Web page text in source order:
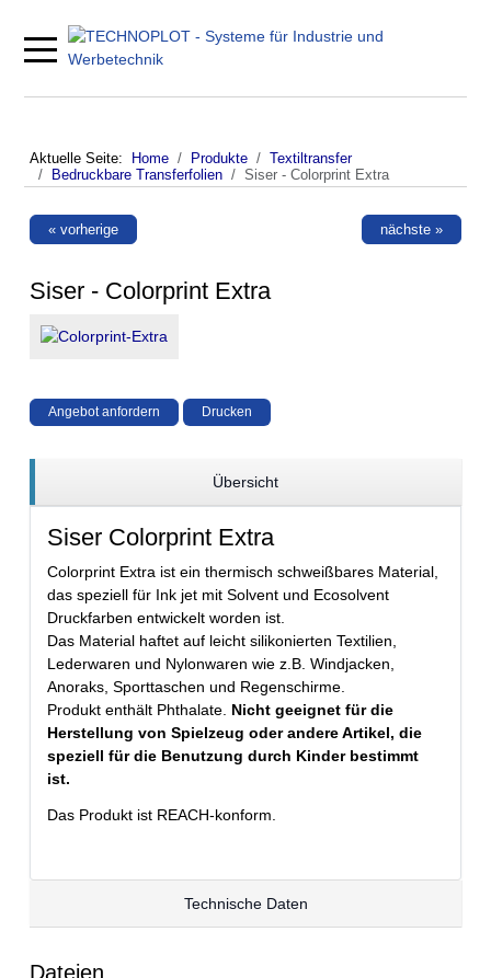
Mobile Menu Toggle
Aktuelle Seite: Home Produkte
Textiltransfer
Bedruckbare Transferfolien
Siser - Colorprint Extra
« vorherige nächste »
Siser - Colorprint Extra
Angebot anfordern Drucken
Übersicht
Siser Colorprint Extra
Colorprint Extra ist ein thermisch schweißbares Material,
das speziell für Ink jet mit Solvent und Ecosolvent
Druckfarben entwickelt worden ist.
Das Material haftet auf leicht silikonierten Textilien,
Lederwaren und Nylonwaren wie z.B. Windjacken,
Anoraks, Sporttaschen und Regenschirme.
Produkt enthält Phthalate. Nicht geeignet für die
Herstellung von Spielzeug oder andere Artikel, die
speziell für die Benutzung durch Kinder bestimmt
ist.
Das Produkt ist REACH-konform.
Technische Daten
Dateien